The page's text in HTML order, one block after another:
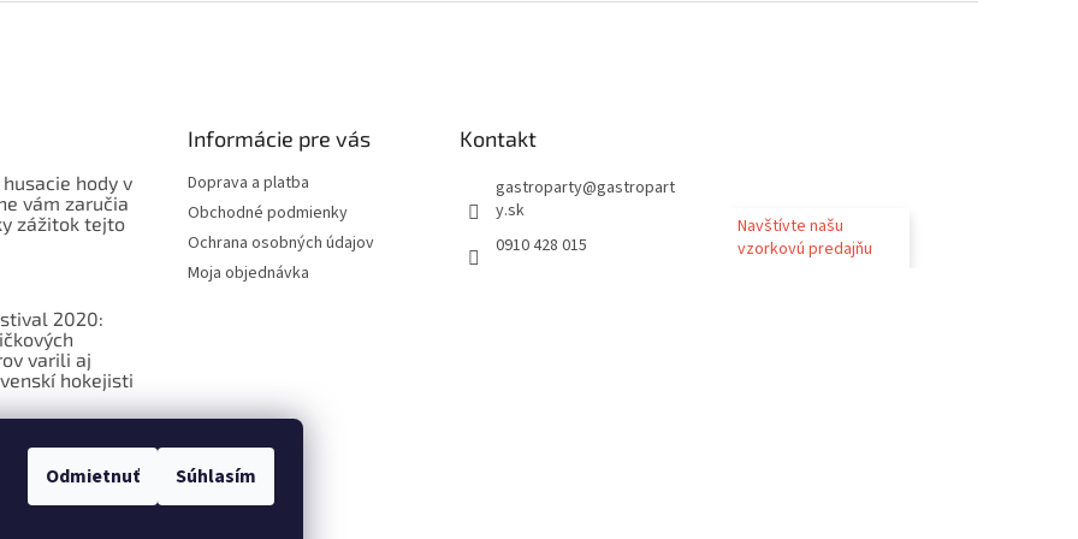
Odmietnuť Súhlasím
husacie hody v
vám zaručia
zážitok tejto
2020:
varili aj
hokejisti
o
potravinách
Informácie pre vás
Doprava a platba
Obchodné podmienky
Ochrana osobných údajov
Moja objednávka
Kontakt
gastroparty@gastropart
y.sk
0910 428 015
Navštívte našu
vzorkovú predajňu